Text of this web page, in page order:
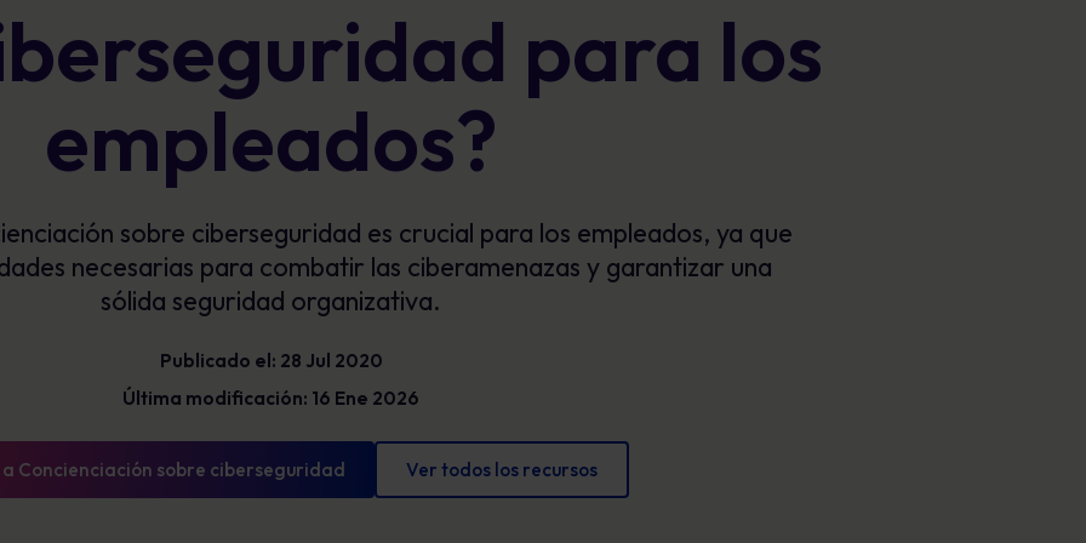
exposición y mostrar un progreso
mensurable.
cumplimiento y proteger la reputación
Definiciones de ciberseguridad que debe
conocer
Imágenes atractivas que refuerzan el
comportamiento seguro cada día.
para los
empleados?
sobre ciberseguridad es crucial para los empleados, ya que
necesarias para combatir las ciberamenazas y garantizar una
sólida seguridad organizativa.
Publicado el: 28 Jul 2020
Última modificación: 16 Ene 2026
a Concienciación sobre ciberseguridad Ver todos los recursos